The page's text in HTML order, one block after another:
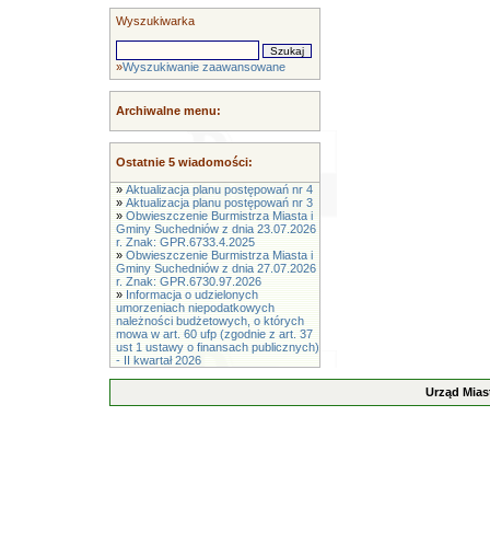
Wyszukiwarka
»Wyszukiwanie zaawansowane
Archiwalne menu:
Ostatnie 5 wiadomości:
» Aktualizacja planu postępowań nr 4
» Aktualizacja planu postępowań nr 3
» Obwieszczenie Burmistrza Miasta i
Gminy Suchedniów z dnia 23.07.2026
r. Znak: GPR.6733.4.2025
» Obwieszczenie Burmistrza Miasta i
Gminy Suchedniów z dnia 27.07.2026
r. Znak: GPR.6730.97.2026
» Informacja o udzielonych
umorzeniach niepodatkowych
należności budżetowych, o których
mowa w art. 60 ufp (zgodnie z art. 37
ust 1 ustawy o finansach publicznych)
- II kwartał 2026
Urząd